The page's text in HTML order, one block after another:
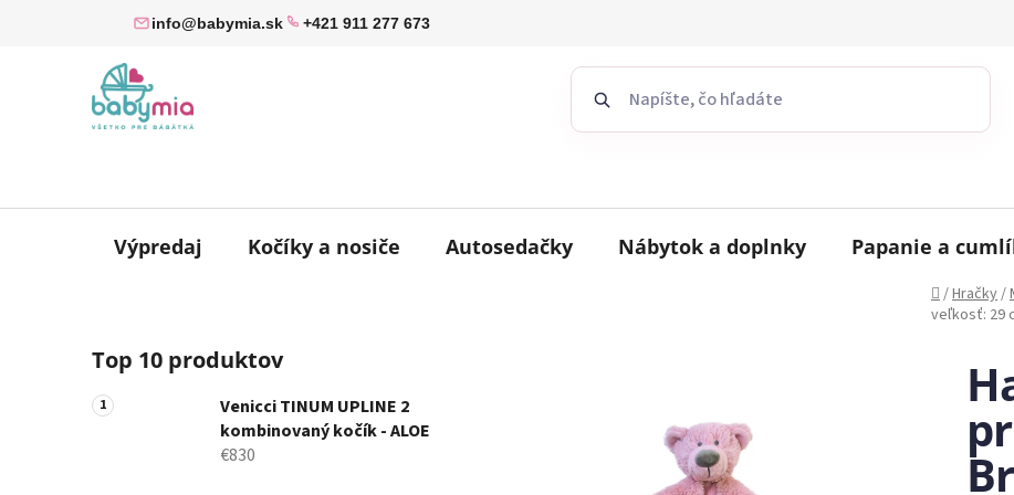
info@babymia.sk +421 911 277 673
Výpredaj Kočíky a nosiče Autosedačky Nábytok a doplnky Papanie a
Domov
/Hračky/
veľkosť: 29
o
č
n
Top 10 produktov
Venicci TINUM UPLINE 2
kombinovaný kočík - ALOE
€830